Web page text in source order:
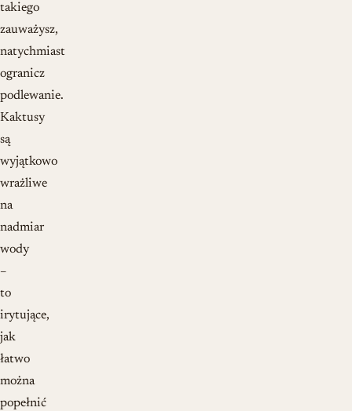
takiego
zauważysz,
natychmiast
ogranicz
podlewanie.
Kaktusy
są
wyjątkowo
wrażliwe
na
nadmiar
wody
–
to
irytujące,
jak
łatwo
można
popełnić